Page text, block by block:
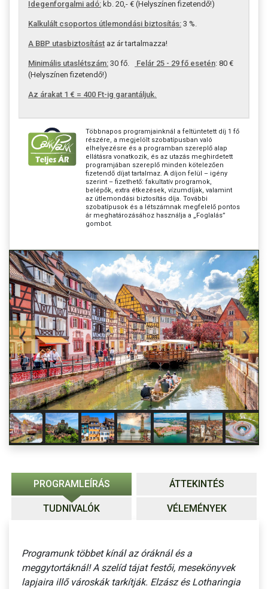
Idegenforgalmi adó: kb. 20,- € (Helyszínen fizetendő!)
Kalkulált csoportos útlemondási biztosítás: 3 %.
A BBP utasbiztosítást az ár tartalmazza!
Minimális utaslétszám: 30 fő. Felár 25 - 29 fő esetén: 80 €
(Helyszínen fizetendő!)
Az árakat 1 € = 400 Ft-ig garantáljuk.
Többnapos programjainknál a feltüntetett díj 1 fő
részére, a megjelölt szobatípusban való
elhelyezésre és a programban szereplő alap
ellátásra vonatkozik, és az utazás meghirdetett
programjában szereplő minden kötelezően
fizetendő díjat tartalmaz. A díjon felül – igény
szerint – fizethető: fakultatív programok,
belépők, extra étkezések, vízumdíjak, valamint
az útlemondási biztosítás díja. További
szobatípusok és a létszámnak megfelelő pontos
ár meghatározásához használja a „Foglalás”
gombot.
PROGRAMLEÍRÁS ÁTTEKINTÉS
TUDNIVALÓK VÉLEMÉNYEK
Programunk többet kínál az óráknál és a
meggytortáknál! A szelíd tájat festői, mesekönyvek
lapjaira illő városkák tarkítják. Elzász és Lotharingia